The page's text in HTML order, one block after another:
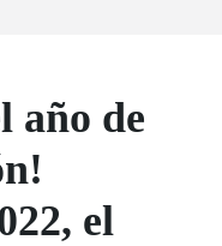
año de
el